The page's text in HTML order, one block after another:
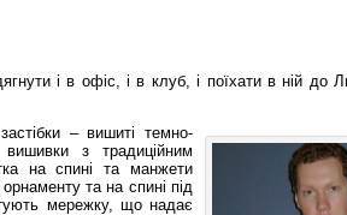
і в офіс, і в клуб, і поїхати в ній до
– вишиті темно-
вишивки з традиційним
на спині та манжети
та на спині під
мережку, що надає